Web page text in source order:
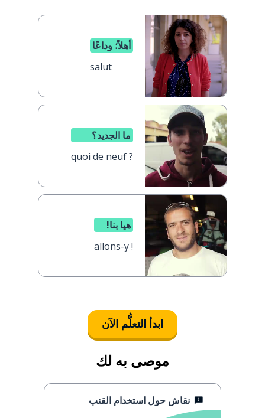
أهلاً؛ وداعًا
salut
ما الجديد؟
quoi de neuf ?
هيا بنا!
allons-y !
ابدأ التعلُّم الآن
موصى به لك
نقاش حول استخدام القنب